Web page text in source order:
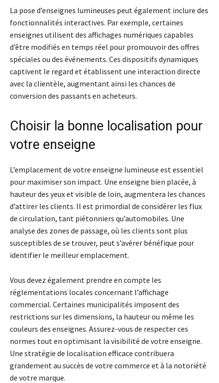
La pose d’enseignes lumineuses peut également inclure des
fonctionnalités interactives. Par exemple, certaines
enseignes utilisent des affichages numériques capables
d’être modifiés en temps réel pour promouvoir des offres
spéciales ou des événements. Ces dispositifs dynamiques
captivent le regard et établissent une interaction directe
avec la clientèle, augmentant ainsi les chances de
conversion des passants en acheteurs.
Choisir la bonne localisation pour
votre enseigne
L’emplacement de votre enseigne lumineuse est essentiel
pour maximiser son impact. Une enseigne bien placée, à
hauteur des yeux et visible de loin, augmentera les chances
d’attirer les clients. Il est primordial de considérer les flux
de circulation, tant piétonniers qu’automobiles. Une
analyse des zones de passage, où les clients sont plus
susceptibles de se trouver, peut s’avérer bénéfique pour
identifier le meilleur emplacement.
Vous devez également prendre en compte les
réglementations locales concernant l’affichage
commercial. Certaines municipalités imposent des
restrictions sur les dimensions, la hauteur ou même les
couleurs des enseignes. Assurez-vous de respecter ces
normes tout en optimisant la visibilité de votre enseigne.
Une stratégie de localisation efficace contribuera
grandement au succès de votre commerce et à la notoriété
de votre marque.